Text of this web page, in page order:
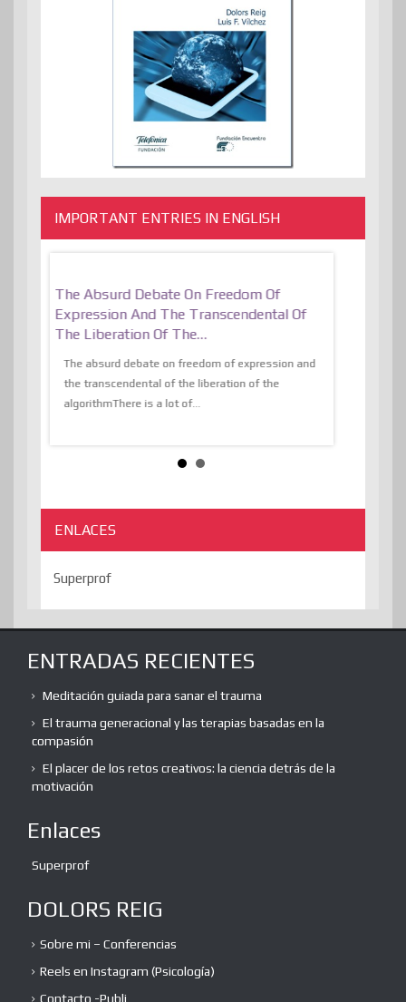
IMPORTANT ENTRIES IN ENGLISH
The Absurd Debate On Freedom Of
Expression And The Transcendental Of
The Liberation Of The…
The absurd debate on freedom of expression and
the transcendental of the liberation of the
algorithmThere is a lot of...
ENLACES
Superprof
ENTRADAS RECIENTES
Meditación guiada para sanar el trauma
El trauma generacional y las terapias basadas en la
compasión
El placer de los retos creativos: la ciencia detrás de la
motivación
Enlaces
Superprof
DOLORS REIG
Sobre mi – Conferencias
Reels en Instagram (Psicología)
Contacto -Publi